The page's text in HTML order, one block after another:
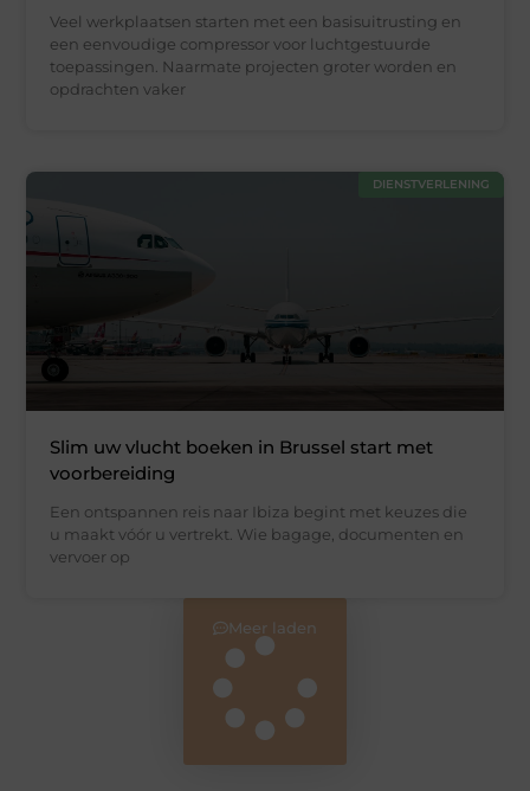
Veel werkplaatsen starten met een basisuitrusting en
een eenvoudige compressor voor luchtgestuurde
toepassingen. Naarmate projecten groter worden en
opdrachten vaker
DIENSTVERLENING
Slim uw vlucht boeken in Brussel start met
voorbereiding
Een ontspannen reis naar Ibiza begint met keuzes die
u maakt vóór u vertrekt. Wie bagage, documenten en
vervoer op
Meer laden